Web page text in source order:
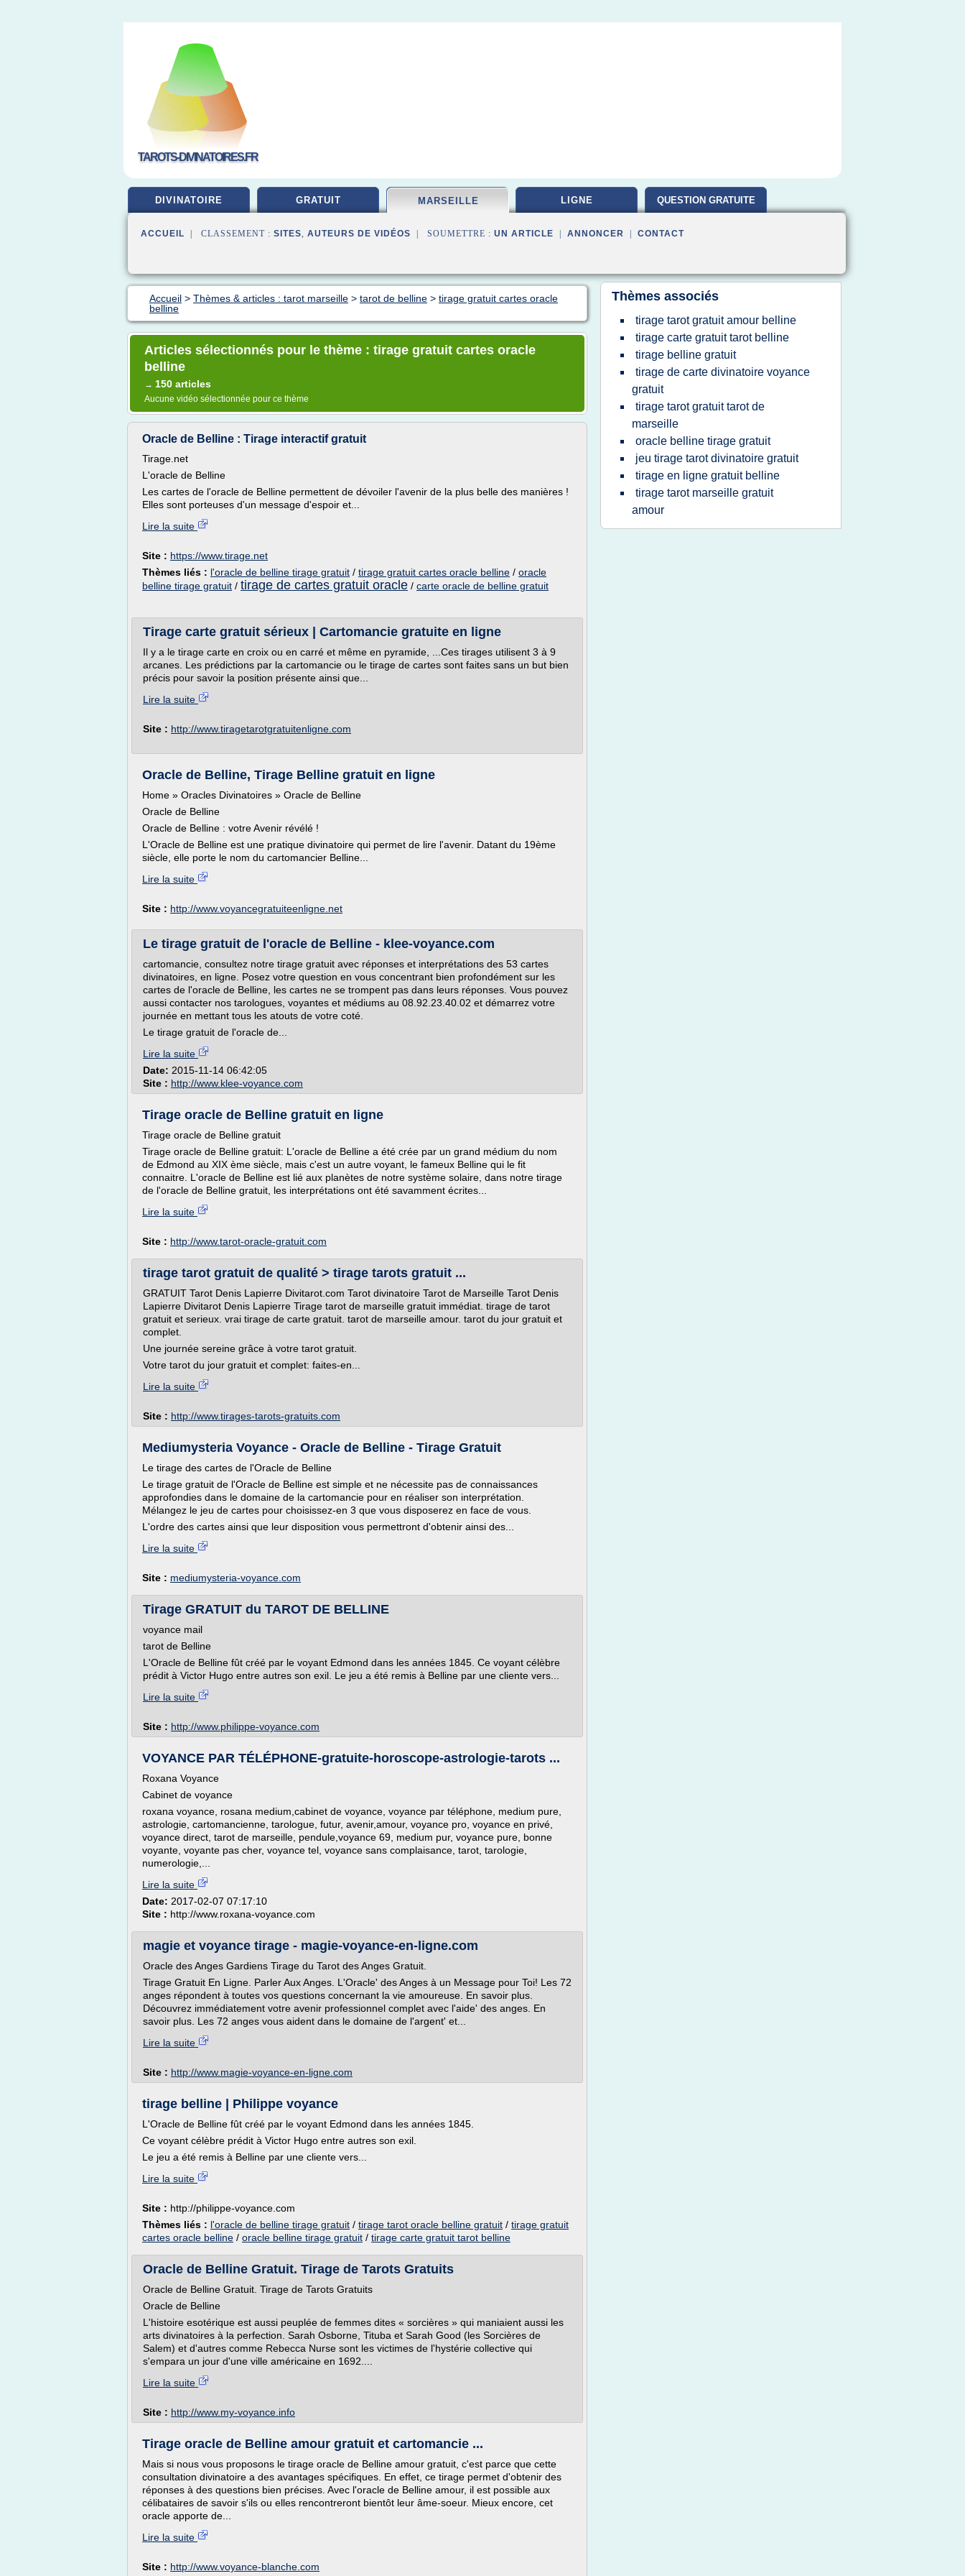
TAROTS-DIVINATOIRES.FR
DIVINATOIRE GRATUIT MARSEILLE LIGNE QUESTION GRATUITE
ACCUEIL | CLASSEMENT : SITES, AUTEURS DE VIDÉOS | SOUMETTRE : UN ARTICLE ANNONCER CONTACT
Accueil > Thèmes & articles : tarot marseille > tarot de belline > tirage gratuit cartes oracle
belline
Articles sélectionnés pour le thème : tirage gratuit cartes oracle
belline
→ 150 articles
Aucune vidéo sélectionnée pour ce thème
Oracle de Belline : Tirage interactif gratuit
Tirage.net
L'oracle de Belline
Les cartes de l'oracle de Belline permettent de dévoiler l'avenir de la plus belle des manières !
Elles sont porteuses d'un message d'espoir et...
Lire la suite
Site : https://www.tirage.net
Thèmes liés : l'oracle de belline tirage gratuit / tirage gratuit cartes oracle belline / oracle
belline tirage gratuit / tirage de cartes gratuit oracle / carte oracle de belline gratuit
Tirage carte gratuit sérieux | Cartomancie gratuite en ligne
Il y a le tirage carte en croix ou en carré et même en pyramide, ...Ces tirages utilisent 3 à 9
arcanes. Les prédictions par la cartomancie ou le tirage de cartes sont faites sans un but bien
précis pour savoir la position présente ainsi que...
Lire la suite
Site : http://www.tiragetarotgratuitenligne.com
Oracle de Belline, Tirage Belline gratuit en ligne
Home » Oracles Divinatoires » Oracle de Belline
Oracle de Belline
Oracle de Belline : votre Avenir révélé !
L'Oracle de Belline est une pratique divinatoire qui permet de lire l'avenir. Datant du 19ème
siècle, elle porte le nom du cartomancier Belline...
Lire la suite
Site : http://www.voyancegratuiteenligne.net
Le tirage gratuit de l'oracle de Belline - klee-voyance.com
cartomancie, consultez notre tirage gratuit avec réponses et interprétations des 53 cartes
divinatoires, en ligne. Posez votre question en vous concentrant bien profondément sur les
cartes de l'oracle de Belline, les cartes ne se trompent pas dans leurs réponses. Vous pouvez
aussi contacter nos tarologues, voyantes et médiums au 08.92.23.40.02 et démarrez votre
journée en mettant tous les atouts de votre coté.
Le tirage gratuit de l'oracle de...
Lire la suite
Date: 2015-11-14 06:42:05
Site : http://www.klee-voyance.com
Tirage oracle de Belline gratuit en ligne
Tirage oracle de Belline gratuit
Tirage oracle de Belline gratuit: L'oracle de Belline a été crée par un grand médium du nom
de Edmond au XIX ème siècle, mais c'est un autre voyant, le fameux Belline qui le fit
connaitre. L'oracle de Belline est lié aux planètes de notre système solaire, dans notre tirage
de l'oracle de Belline gratuit, les interprétations ont été savamment écrites...
Lire la suite
Site : http://www.tarot-oracle-gratuit.com
tirage tarot gratuit de qualité > tirage tarots gratuit ...
GRATUIT Tarot Denis Lapierre Divitarot.com Tarot divinatoire Tarot de Marseille Tarot Denis
Lapierre Divitarot Denis Lapierre Tirage tarot de marseille gratuit immédiat. tirage de tarot
gratuit et serieux. vrai tirage de carte gratuit. tarot de marseille amour. tarot du jour gratuit et
complet.
Une journée sereine grâce à votre tarot gratuit.
Votre tarot du jour gratuit et complet: faites-en...
Lire la suite
Site : http://www.tirages-tarots-gratuits.com
Mediumysteria Voyance - Oracle de Belline - Tirage Gratuit
Le tirage des cartes de l'Oracle de Belline
Le tirage gratuit de l'Oracle de Belline est simple et ne nécessite pas de connaissances
approfondies dans le domaine de la cartomancie pour en réaliser son interprétation.
Mélangez le jeu de cartes pour choisissez-en 3 que vous disposerez en face de vous.
L'ordre des cartes ainsi que leur disposition vous permettront d'obtenir ainsi des...
Lire la suite
Site : mediumysteria-voyance.com
Tirage GRATUIT du TAROT DE BELLINE
voyance mail
tarot de Belline
L'Oracle de Belline fût créé par le voyant Edmond dans les années 1845. Ce voyant célèbre
prédit à Victor Hugo entre autres son exil. Le jeu a été remis à Belline par une cliente vers...
Lire la suite
Site : http://www.philippe-voyance.com
VOYANCE PAR TÉLÉPHONE-gratuite-horoscope-astrologie-tarots ...
Roxana Voyance
Cabinet de voyance
roxana voyance, rosana medium,cabinet de voyance, voyance par téléphone, medium pure,
astrologie, cartomancienne, tarologue, futur, avenir,amour, voyance pro, voyance en privé,
voyance direct, tarot de marseille, pendule,voyance 69, medium pur, voyance pure, bonne
voyante, voyante pas cher, voyance tel, voyance sans complaisance, tarot, tarologie,
numerologie,...
Lire la suite
Date: 2017-02-07 07:17:10
Site : http://www.roxana-voyance.com
magie et voyance tirage - magie-voyance-en-ligne.com
Oracle des Anges Gardiens Tirage du Tarot des Anges Gratuit.
Tirage Gratuit En Ligne. Parler Aux Anges. L'Oracle' des Anges à un Message pour Toi! Les 72
anges répondent à toutes vos questions concernant la vie amoureuse. En savoir plus.
Découvrez immédiatement votre avenir professionnel complet avec l'aide' des anges. En
savoir plus. Les 72 anges vous aident dans le domaine de l'argent' et...
Lire la suite
Site : http://www.magie-voyance-en-ligne.com
tirage belline | Philippe voyance
L'Oracle de Belline fût créé par le voyant Edmond dans les années 1845.
Ce voyant célèbre prédit à Victor Hugo entre autres son exil.
Le jeu a été remis à Belline par une cliente vers...
Lire la suite
Site : http://philippe-voyance.com
Thèmes liés : l'oracle de belline tirage gratuit / tirage tarot oracle belline gratuit / tirage gratuit
cartes oracle belline / oracle belline tirage gratuit / tirage carte gratuit tarot belline
Oracle de Belline Gratuit. Tirage de Tarots Gratuits
Oracle de Belline Gratuit. Tirage de Tarots Gratuits
Oracle de Belline
L'histoire esotérique est aussi peuplée de femmes dites « sorcières » qui maniaient aussi les
arts divinatoires à la perfection. Sarah Osborne, Tituba et Sarah Good (les Sorcières de
Salem) et d'autres comme Rebecca Nurse sont les victimes de l'hystérie collective qui
s'empara un jour d'une ville américaine en 1692....
Lire la suite
Site : http://www.my-voyance.info
Tirage oracle de Belline amour gratuit et cartomancie ...
Mais si nous vous proposons le tirage oracle de Belline amour gratuit, c'est parce que cette
consultation divinatoire a des avantages spécifiques. En effet, ce tirage permet d'obtenir des
réponses à des questions bien précises. Avec l'oracle de Belline amour, il est possible aux
célibataires de savoir s'ils ou elles rencontreront bientôt leur âme-soeur. Mieux encore, cet
oracle apporte de...
Lire la suite
Site : http://www.voyance-blanche.com
Thèmes associés
tirage tarot gratuit amour belline
tirage carte gratuit tarot belline
tirage belline gratuit
tirage de carte divinatoire voyance
gratuit
tirage tarot gratuit tarot de
marseille
oracle belline tirage gratuit
jeu tirage tarot divinatoire gratuit
tirage en ligne gratuit belline
tirage tarot marseille gratuit
amour